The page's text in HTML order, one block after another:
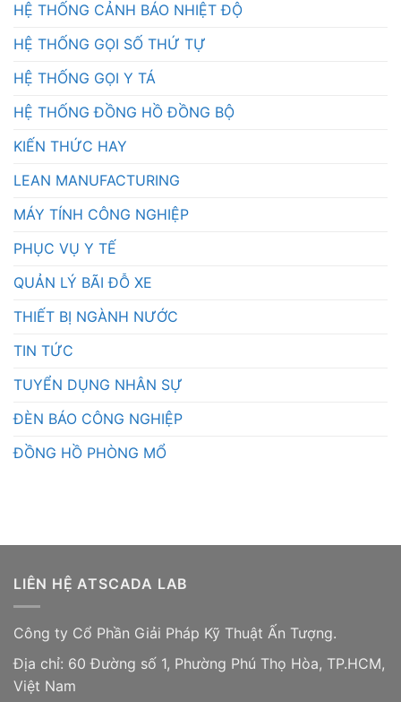
HỆ THỐNG CẢNH BÁO NHIỆT ĐỘ
HỆ THỐNG GỌI SỐ THỨ TỰ
HỆ THỐNG GỌI Y TÁ
HỆ THỐNG ĐỒNG HỒ ĐỒNG BỘ
KIẾN THỨC HAY
LEAN MANUFACTURING
MÁY TÍNH CÔNG NGHIỆP
PHỤC VỤ Y TẾ
QUẢN LÝ BÃI ĐỖ XE
THIẾT BỊ NGÀNH NƯỚC
TIN TỨC
TUYỂN DỤNG NHÂN SỰ
ĐÈN BÁO CÔNG NGHIỆP
ĐỒNG HỒ PHÒNG MỔ
LIÊN HỆ ATSCADA LAB
Công ty Cổ Phần Giải Pháp Kỹ Thuật Ấn Tượng.
Địa chỉ: 60 Đường số 1, Phường Phú Thọ Hòa, TP.HCM,
Việt Nam